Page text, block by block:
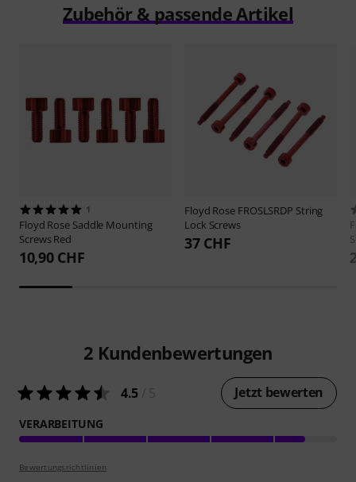
Zubehör & passende Artikel
1
Floyd Rose Saddle Mounting
Screws Red
10,90 CHF
Floyd Rose FROSLSRDP String
Lock Screws
37 CHF
2 Kundenbewertungen
4.5 Jetzt bewerten
VERARBEITUNG
Bewertungsrichtlinien